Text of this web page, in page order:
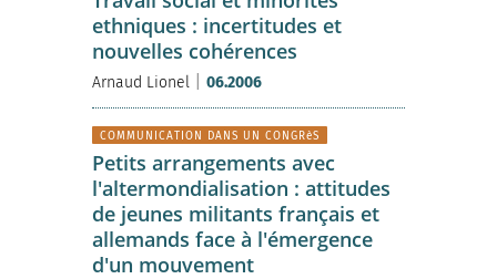
ethniques : incertitudes et
nouvelles cohérences
Arnaud Lionel 06.2006
COMMUNICATION DANS UN CONGRèS
Petits arrangements avec
l'altermondialisation : attitudes
de jeunes militants français et
allemands face à l'émergence
d'un mouvement